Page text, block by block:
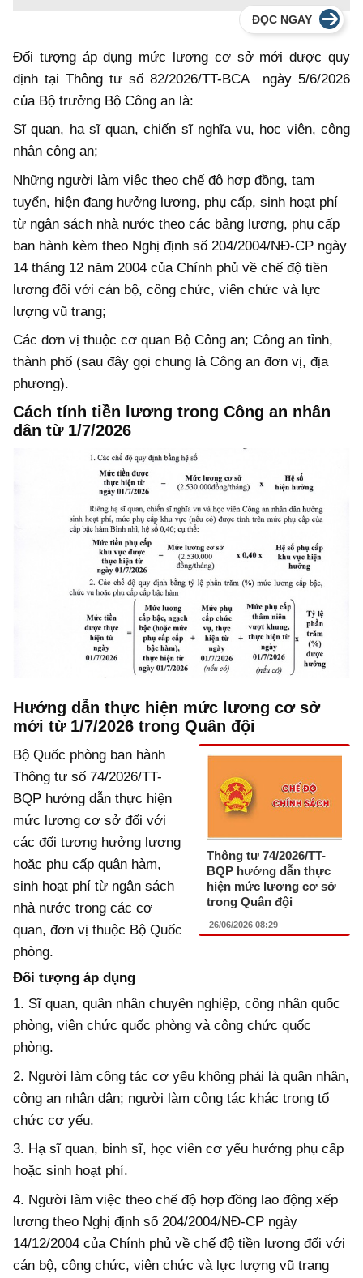
ĐỌC NGAY
Đối tượng áp dụng mức lương cơ sở mới được quy
định tại Thông tư số 82/2026/TT-BCA ngày 5/6/2026
của Bộ trưởng Bộ Công an là:
Sĩ quan, hạ sĩ quan, chiến sĩ nghĩa vụ, học viên, công
nhân công an;
Những người làm việc theo chế độ hợp đồng, tạm
tuyển, hiện đang hưởng lương, phụ cấp, sinh hoạt phí
từ ngân sách nhà nước theo các bảng lương, phụ cấp
ban hành kèm theo Nghị định số 204/2004/NĐ-CP ngày
14 tháng 12 năm 2004 của Chính phủ về chế độ tiền
lương đối với cán bộ, công chức, viên chức và lực
lượng vũ trang;
Các đơn vị thuộc cơ quan Bộ Công an; Công an tỉnh,
thành phố (sau đây gọi chung là Công an đơn vị, địa
phương).
Cách tính tiền lương trong Công an nhân
dân từ 1/7/2026
Hướng dẫn thực hiện mức lương cơ sở
mới từ 1/7/2026 trong Quân đội
Thông tư 74/2026/TT-
BQP hướng dẫn thực
hiện mức lương cơ sở
trong Quân đội
26/06/2026 08:29
Bộ Quốc phòng ban hành
Thông tư số 74/2026/TT-
BQP hướng dẫn thực hiện
mức lương cơ sở đối với
các đối tượng hưởng lương
hoặc phụ cấp quân hàm,
sinh hoạt phí từ ngân sách
nhà nước trong các cơ
quan, đơn vị thuộc Bộ Quốc
phòng.
Đối tượng áp dụng
1. Sĩ quan, quân nhân chuyên nghiệp, công nhân quốc
phòng, viên chức quốc phòng và công chức quốc
phòng.
2. Người làm công tác cơ yếu không phải là quân nhân,
công an nhân dân; người làm công tác khác trong tổ
chức cơ yếu.
3. Hạ sĩ quan, binh sĩ, học viên cơ yếu hưởng phụ cấp
hoặc sinh hoạt phí.
4. Người làm việc theo chế độ hợp đồng lao động xếp
lương theo Nghị định số 204/2004/NĐ-CP ngày
14/12/2004 của Chính phủ về chế độ tiền lương đối với
cán bộ, công chức, viên chức và lực lượng vũ trang